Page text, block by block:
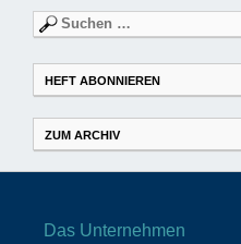
Suchen
nach:
HEFT ABONNIEREN
ZUM ARCHIV
Das Unternehmen